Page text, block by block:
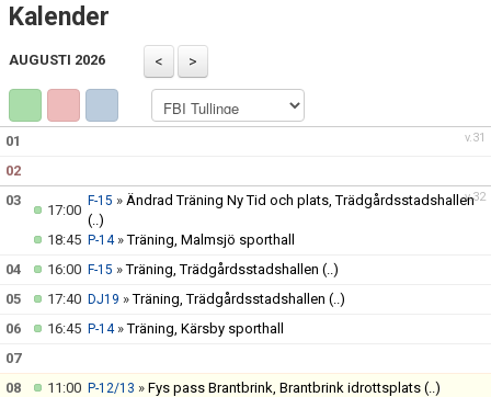
KALENDER
MATCHER I TRÄDGÅRDSSTADSHALLEN
MATCHER I RIKSTENSHALLEN
VÅRA PARTNERS
FRITIDSKORTET
Kalender
AUGUSTI 2026
v.31
01
02
v.32
03
17:00
F-15 » Ändrad Träning Ny Tid och plats, Trädgårdsstadshallen
(..)
18:45 P-14»Träning, Malmsjö sporthall
04
16:00 F-15 »Träning, Trädgårdsstadshallen (..)
05
17:40 DJ19 »Träning, Trädgårdsstadshallen (..)
06
16:45 P-14»Träning, Kärsby sporthall
07
08
11:00 P-12/13 » Fys pass Brantbrink, Brantbrink idrottsplats (..)